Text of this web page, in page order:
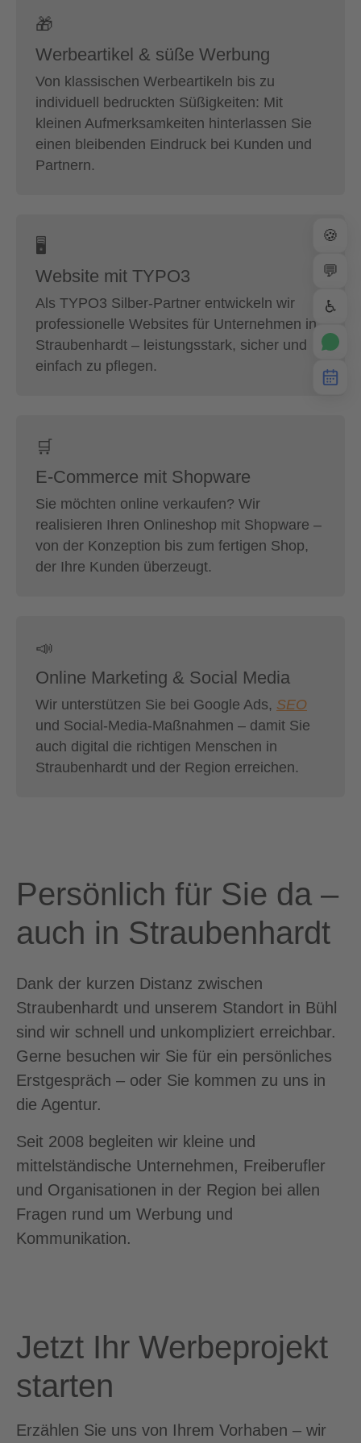
🎁
Werbeartikel & süße Werbung
Von klassischen Werbeartikeln bis zu
individuell bedruckten Süßigkeiten: Mit
kleinen Aufmerksamkeiten hinterlassen Sie
einen bleibenden Eindruck bei Kunden und
Partnern.
🖥
Website mit TYPO3
Als TYPO3 Silber-Partner entwickeln wir
professionelle Websites für Unternehmen in
Straubenhardt – leistungsstark, sicher und
einfach zu pflegen.
🛒
E-Commerce mit Shopware
Sie möchten online verkaufen? Wir
realisieren Ihren Onlineshop mit Shopware –
von der Konzeption bis zum fertigen Shop,
der Ihre Kunden überzeugt.
📣
Online Marketing & Social Media
Wir unterstützen Sie bei Google Ads, SEO
und Social-Media-Maßnahmen – damit Sie
auch digital die richtigen Menschen in
Straubenhardt und der Region erreichen.
Persönlich für Sie da –
auch in Straubenhardt
Dank der kurzen Distanz zwischen
Straubenhardt und unserem Standort in Bühl
sind wir schnell und unkompliziert erreichbar.
Gerne besuchen wir Sie für ein persönliches
Erstgespräch – oder Sie kommen zu uns in
die Agentur.
Seit 2008 begleiten wir kleine und
mittelständische Unternehmen, Freiberufler
und Organisationen in der Region bei allen
Fragen rund um Werbung und
Kommunikation.
Jetzt Ihr Werbeprojekt
starten
Erzählen Sie uns von Ihrem Vorhaben – wir
🍪
💬
♿